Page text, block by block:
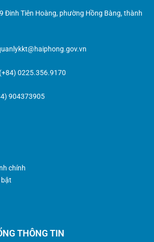
Đinh Tiên Hoàng, phường Hồng Bàng, thành
0225.356.9170
904373905
chính
bật
THÔNG TIN